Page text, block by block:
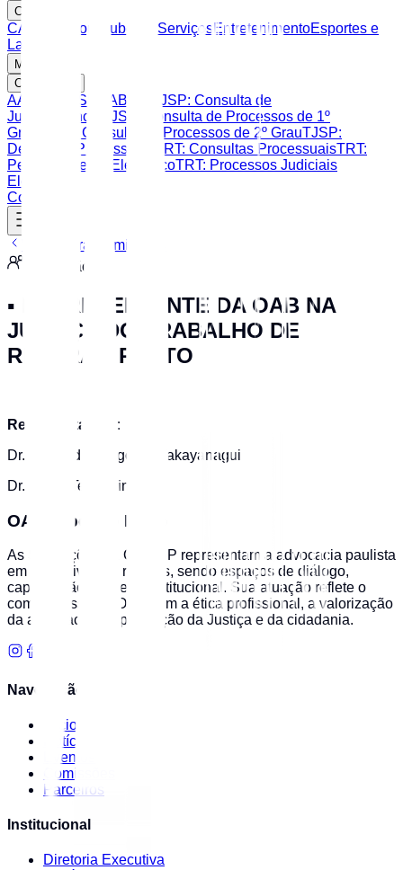
CAASP
CAASP Shop Clube de ServiçosEntretenimentoEsportes e
Lazer
Mais
Consultas
AASP CAASP OAB SP
TJSP: Consulta de
Jurisprudência
TJSP: Consulta de Processos de 1º
Grau
TJSP: Consulta de Processos de 2º GrauTJSP:
Despesas Processuais
TRT: Consultas ProcessuaisTRT:
Peticionamento EletrônicoTRT: Processos Judiciais
Eletrônicos
Contato
Voltar para Comissões
Comissão
▪️ REPRESENTANTE DA OAB NA
JUSTIÇA DO TRABALHO DE
RIBEIRÃO PRETO
Representantes:
Dr. Alexandre Magosso Takayanagui
Dr. Paulo Temporini
OAB Ribeirão Preto
As Subseções da OAB/SP representam a advocacia paulista
em suas diversas regiões, sendo espaços de diálogo,
capacitação e defesa institucional. Sua atuação reflete o
compromisso da OAB com a ética profissional, a valorização
da advocacia e a promoção da Justiça e da cidadania.
Navegação
Início
Notícias
Eventos
Comissões
Parceiros
Institucional
Diretoria Executiva